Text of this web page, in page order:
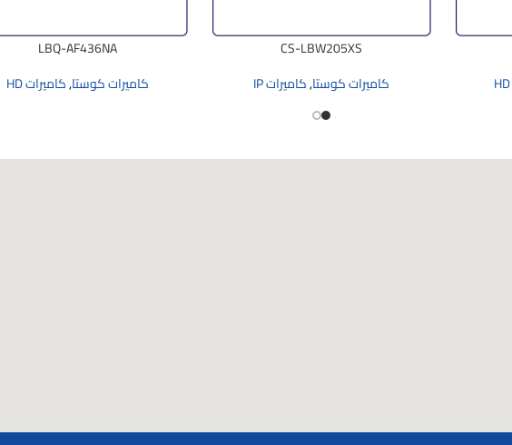
CS-LBW205XS
كاميرات كوستا,كاميرات IP
LBQ-AF436NA
كاميرات كوستا,كاميرات HD